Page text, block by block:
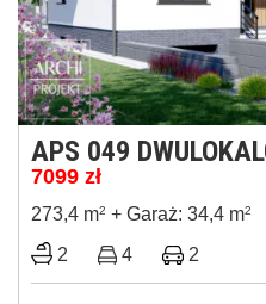
APS 049
7099 zł
273,4 m2 + Garaż: 34,4 m2
2 4 2